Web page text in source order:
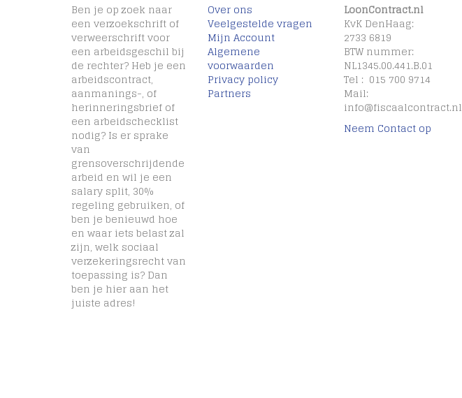
Ben je op zoek naar
een verzoekschrift of
verweerschrift voor
een arbeidsgeschil bij
de rechter? Heb je een
arbeidscontract,
aanmanings-, of
herinneringsbrief of
een arbeidschecklist
nodig? Is er sprake
van
grensoverschrijdende
arbeid en wil je een
salary split, 30%
regeling gebruiken, of
ben je benieuwd hoe
en waar iets belast zal
zijn, welk sociaal
verzekeringsrecht van
toepassing is? Dan
ben je hier aan het
juiste adres!
Over ons
Veelgestelde vragen
Mijn Account
Algemene
voorwaarden
Privacy policy
Partners
LoonContract.nl
KvK DenHaag:
2733 6819
BTW nummer:
NL1345.00.441.B.01
Tel : 015 700 9714
Mail:
info@fiscaalcontract.nl
Neem Contact op